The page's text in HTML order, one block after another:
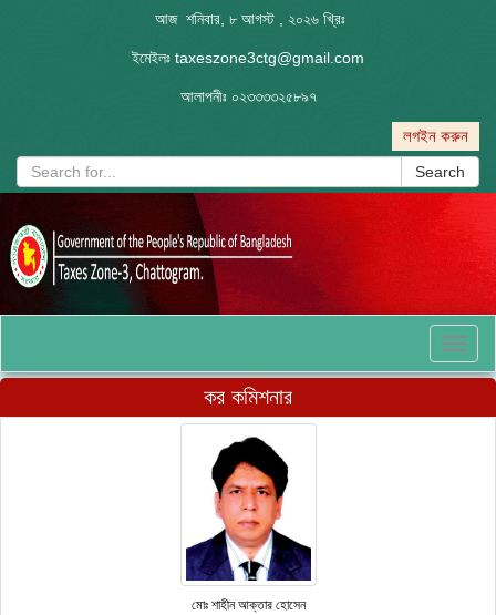
আজ শনিবার, ৮ আগস্ট , ২০২৬ খ্রিঃ
ইমেইলঃ taxeszone3ctg@gmail.com
আলাপনীঃ ০২৩৩৩৩২৫৮৯৭
লগইন করুন
Search
কর কমিশনার
মোঃ শাহীন আক্তার হোসেন